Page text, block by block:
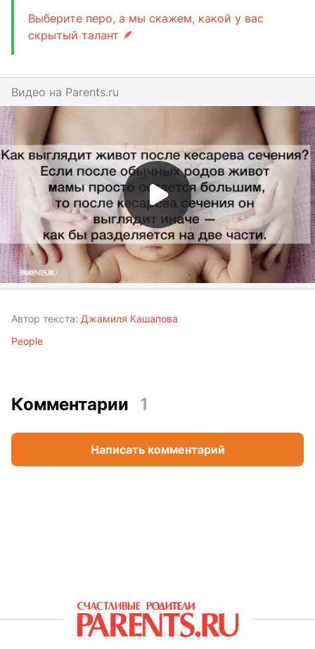
Выберите перо, а мы скажем, какой у вас
скрытый талант 🪶
Видео на parents.ru
Автор текста: Джамиля Кашапова
People
Комментарии 1
Написать комментарий